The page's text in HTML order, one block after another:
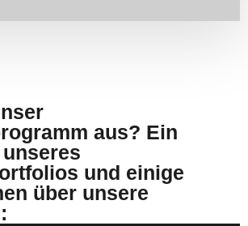
aus? Ein
und einige
über unsere